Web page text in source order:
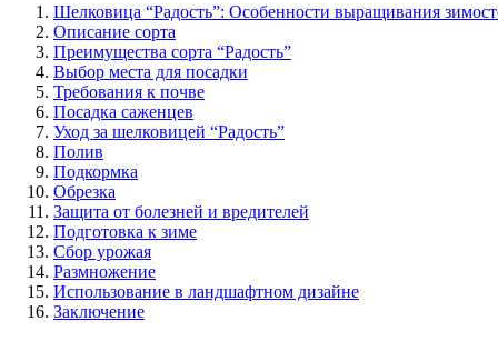
Шелковица “Радость”: Особенности выращивания
Описание сорта
Преимущества сорта “Радость”
Выбор места для посадки
Требования к почве
Посадка саженцев
Уход за шелковицей “Радость”
Полив
Подкормка
Обрезка
Защита от болезней и вредителей
Подготовка к зиме
Сбор урожая
Размножение
Использование в ландшафтном дизайне
Заключение